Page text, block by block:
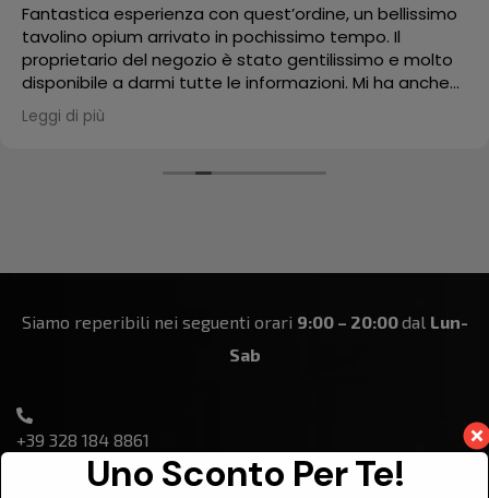
Fantastica esperienza con quest’ordine, un bellissimo
tavolino opium arrivato in pochissimo tempo. Il
proprietario del negozio è stato gentilissimo e molto
disponibile a darmi tutte le informazioni. Mi ha anche
mandato un video del suo bellissimo negozio.
Leggi di più
Siamo reperibili nei seguenti orari 9:00 – 20:00dal Lun-
Sab
+39 328 184 8861
Uno Sconto Per Te!